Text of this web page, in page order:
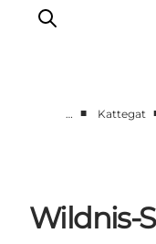
Kattegat
Aalborg
… ■ Kattegat
Wildnis-